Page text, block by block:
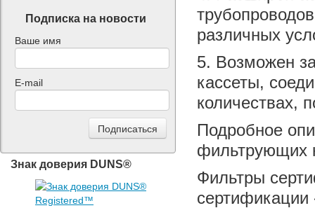
различных
5. Возможен
кассеты,
количествах,
Подробное
фильтрующих
Фильтры
Подписка на новости
Ваше имя
E-mail
Знак доверия DUNS®